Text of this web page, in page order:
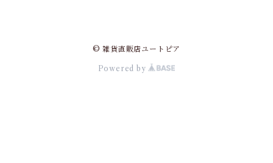
© 雑貨直販店ユートピア
Powered by